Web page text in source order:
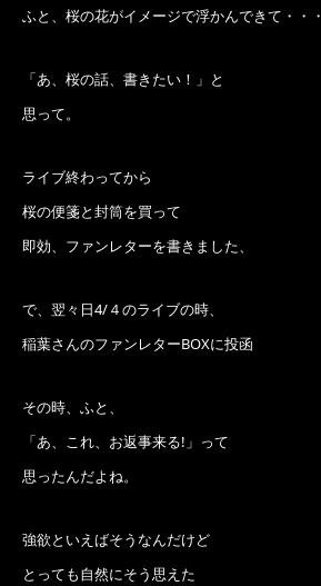
ふと、桜の花がイメージで浮かんできて・・・
「あ、桜の話、書きたい！」と
思って。
ライブ終わってから
桜の便箋と封筒を買って
即効、ファンレターを書きました、
で、翌々日4/４のライブの時、
稲葉さんのファンレターBOXに投函
その時、ふと、
「あ、これ、お返事来る!」って
思ったんだよね。
強欲といえばそうなんだけど
とっても自然にそう思えた